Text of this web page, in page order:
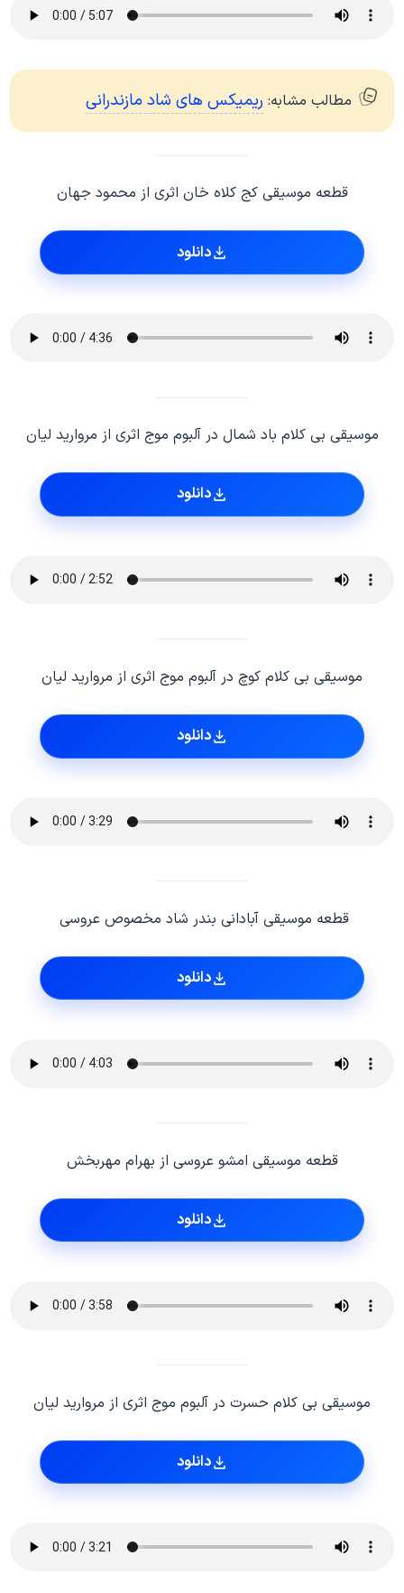
مطالب مشابه: ریمیکس های شاد مازندرانی
قطعه موسیقی کج کلاه خان اثری از محمود جهان
دانلود
موسیقی بی کلام باد شمال در آلبوم موج اثری از مروارید لیان
دانلود
موسیقی بی کلام کوچ در آلبوم موج اثری از مروارید لیان
دانلود
قطعه موسیقی آبادانی بندر شاد مخصوص عروسی
دانلود
قطعه موسیقی امشو عروسی از بهرام مهربخش
دانلود
موسیقی بی کلام حسرت در آلبوم موج اثری از مروارید لیان
دانلود